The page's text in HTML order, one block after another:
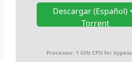
Descargar (Español)
Torrent
Processor: 1 GHz CPU for bypass